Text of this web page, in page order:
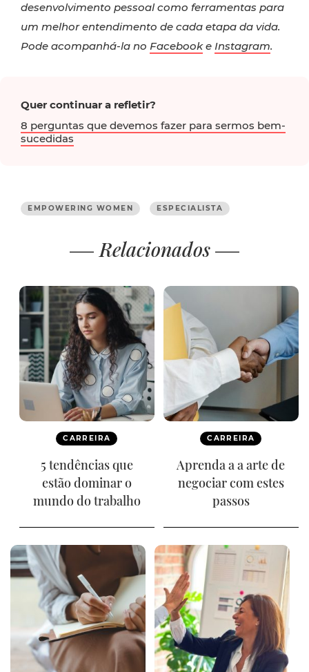
desenvolvimento pessoal como ferramentas para
um melhor entendimento de cada etapa da vida.
Pode acompanhá-la no Facebooke Instagram.
Quer continuar a refletir?
8 perguntas que devemos fazer para sermos bem-
sucedidas
EMPOWERING WOMEN ESPECIALISTA
Relacionados
CARREIRA
5 tendências que
estão dominar o
mundo do trabalho
CARREIRA
Aprenda a a arte de
negociar com estes
passos